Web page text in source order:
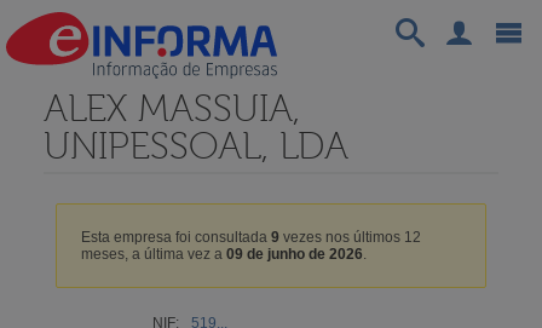
ALEX MASSUIA,
UNIPESSOAL, LDA
Esta empresa foi consultada 9 vezes nos últimos 12
meses, a última vez a 09 de junho de 2026.
NIF:
519...